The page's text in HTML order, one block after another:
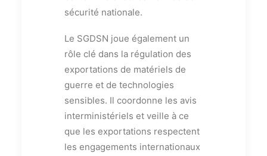
sécurité nationale.
Le SGDSN joue également un
rôle clé dans la régulation des
exportations de matériels de
guerre et de technologies
sensibles. Il coordonne les avis
interministériels et veille à ce
que les exportations respectent
les engagements internationaux